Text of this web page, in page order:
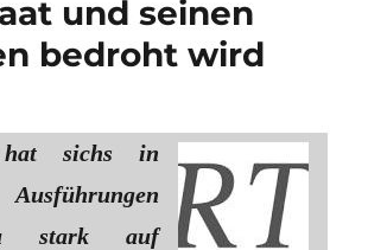
und seinen
bedroht wird
hat sichs in
stark auf